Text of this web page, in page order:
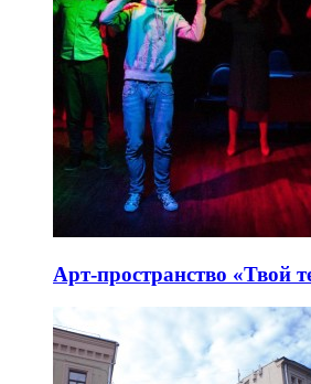
Арт-пространство «Твой